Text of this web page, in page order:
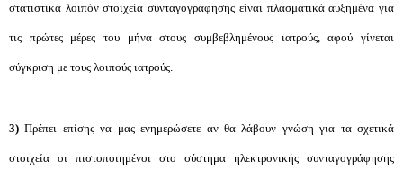
στατιστικά λοιπόν στοιχεία συνταγογράφησης είναι πλασματικά αυξημένα για
τις πρώτες μέρες του μήνα στους συμβεβλημένους ιατρούς, αφού γίνεται
σύγκριση με τους λοιπούς ιατρούς.
3) Πρέπει επίσης να μας ενημερώσετε αν θα λάβουν γνώση για τα σχετικά
στοιχεία οι πιστοποιημένοι στο σύστημα ηλεκτρονικής συνταγογράφησης